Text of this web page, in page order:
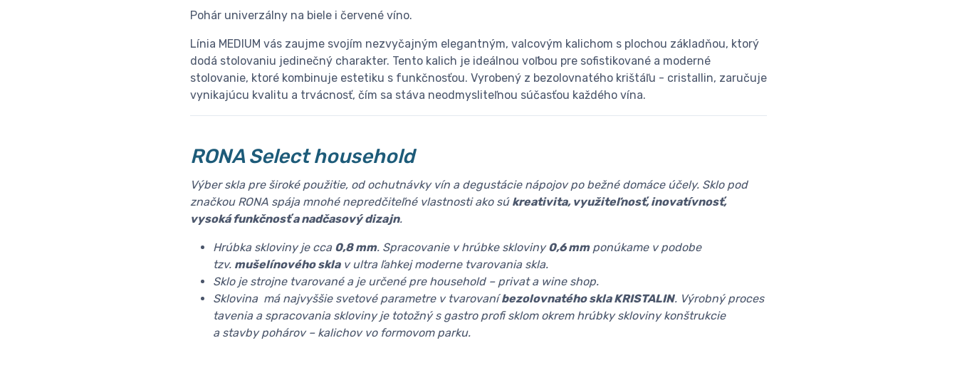
Pohár univerzálny na biele i červené víno.
Línia MEDIUM vás zaujme svojím nezvyčajným elegantným, valcovým kalichom s plochou základňou, ktorý
dodá stolovaniu jedinečný charakter. Tento kalich je ideálnou voľbou pre sofistikované a moderné
stolovanie, ktoré kombinuje estetiku s funkčnosťou. Vyrobený z bezolovnatého krištáľu - cristallin, zaručuje
vynikajúcu kvalitu a trvácnosť, čím sa stáva neodmysliteľnou súčasťou každého vína.
RONA Select household
Výber skla pre široké použitie, od ochutnávky vín a degustácie nápojov po bežné domáce účely. Sklo pod
značkou RONA spája mnohé nepredčiteľné vlastnosti ako sú kreativita, využiteľnosť, inovatívnosť,
vysoká funkčnosť a nadčasový dizajn.
Hrúbka skloviny je cca 0,8 mm. Spracovanie v hrúbke skloviny0,6 mmponúkame v podobe
tzv. mušelínového sklav ultra ľahkej moderne tvarovania skla.
Sklo je strojne tvarované a je určené pre household – privat a wine shop.
Sklovina má najvyššie svetové parametre v tvarovaníbezolovnatého skla KRISTALIN. Výrobný proces
tavenia a spracovania skloviny je totožný s gastro profi sklom okrem hrúbky skloviny konštrukcie
a stavby pohárov – kalichov vo formovom parku.